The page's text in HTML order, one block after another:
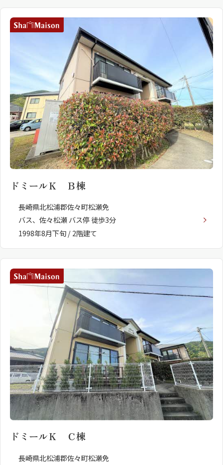
ドミールＫ Ｂ棟
長崎県北松浦郡佐々町松瀬免
バス、佐々松瀬 バス停 徒歩3分
1998年8月下旬 / 2階建て
ドミールＫ Ｃ棟
長崎県北松浦郡佐々町松瀬免